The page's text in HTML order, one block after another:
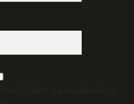
için adım, e-posta adresim ve